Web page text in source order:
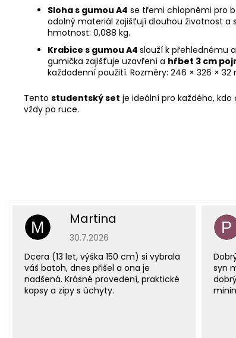
Sloha s gumou A4 se třemi chlopněmi pro
odolný materiál zajišťují dlouhou životnost a
hmotnost: 0,088 kg.
Krabice s gumou A4 slouží k přehlednému
gumička zajišťuje uzavření a hřbet 3 cm
každodenní použití. Rozměry: 246 × 326 ×
Tento studentský set je ideální pro každého,
vždy po ruce.
M Martina
Hodnocení obchodu je 5 z 5 hvězdiček.
30.7.2026
Dcera (13 let, výška 150 cm) si vybrala
váš batoh, dnes přišel a ona je
nadšená. Krásné provedení, praktické
kapsy a zipy s úchyty.
P
syn